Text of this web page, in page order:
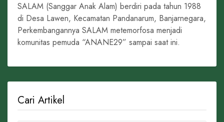
SALAM (Sanggar Anak Alam) berdiri pada tahun 1988
di Desa Lawen, Kecamatan Pandanarum, Banjarnegara,
Perkembangannya SALAM metemorfosa menjadi
komunitas pemuda “ANANE29” sampai saat ini.
Cari Artikel